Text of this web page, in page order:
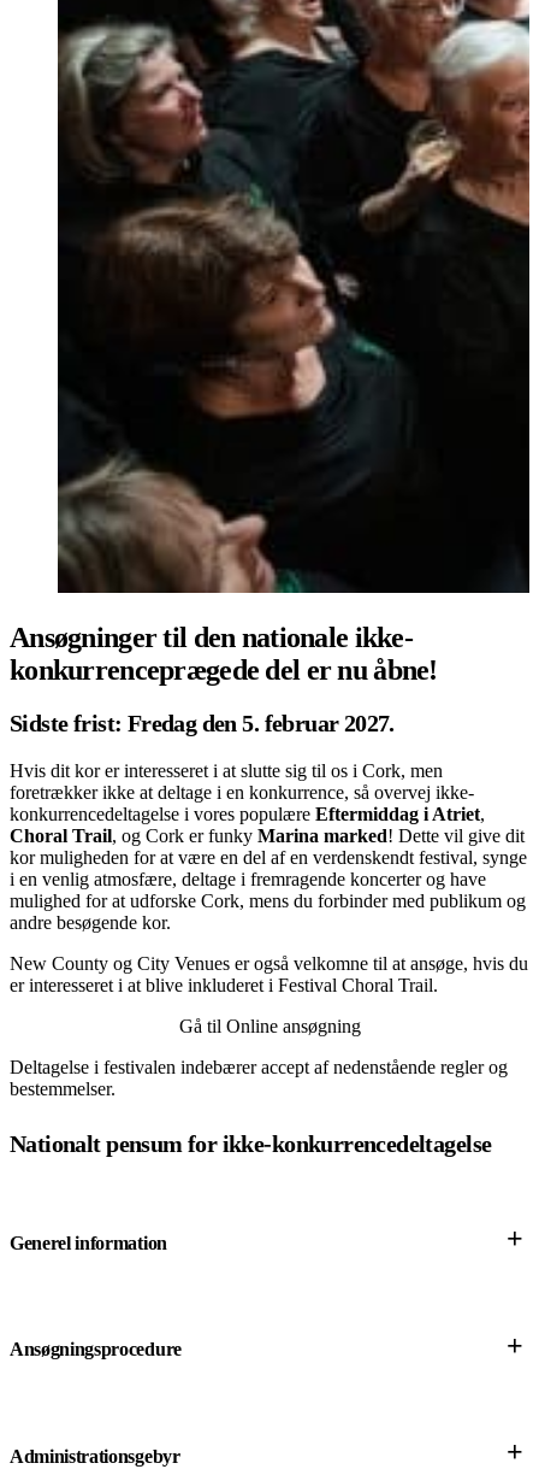
Ukrainian
Ansøgninger til den nationale ikke-
konkurrenceprægede del er nu åbne!
Sidste frist: Fredag den 5. februar 2027.
Hvis dit kor er interesseret i at slutte sig til os i Cork, men
foretrækker ikke at deltage i en konkurrence, så overvej ikke-
konkurrencedeltagelse i vores populære Eftermiddag i Atriet,
Choral Trail, og Cork er funky Marina marked! Dette vil give dit
kor muligheden for at være en del af en verdenskendt festival, synge
i en venlig atmosfære, deltage i fremragende koncerter og have
mulighed for at udforske Cork, mens du forbinder med publikum og
andre besøgende kor.
New County og City Venues er også velkomne til at ansøge, hvis du
er interesseret i at blive inkluderet i Festival Choral Trail.
Gå til Online ansøgning
Deltagelse i festivalen indebærer accept af nedenstående regler og
bestemmelser.
Nationalt pensum for ikke-konkurrencedeltagelse
Generel information +
Ansøgningsprocedure +
Administrationsgebyr +